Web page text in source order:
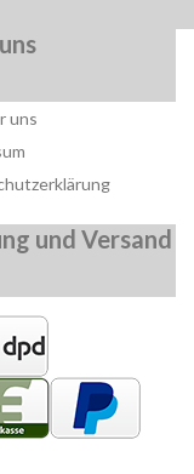
uns
und Versand